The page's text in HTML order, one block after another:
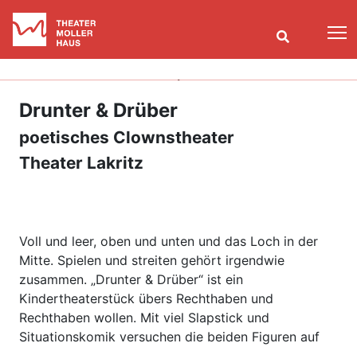
Drunter & Drüber
poetisches Clownstheater
Theater Lakritz
Voll und leer, oben und unten und das Loch in der
Mitte. Spielen und streiten gehört irgendwie
zusammen. „Drunter & Drüber“ ist ein
Kindertheaterstück übers Rechthaben und
Rechthaben wollen. Mit viel Slapstick und
Situationskomik versuchen die beiden Figuren auf